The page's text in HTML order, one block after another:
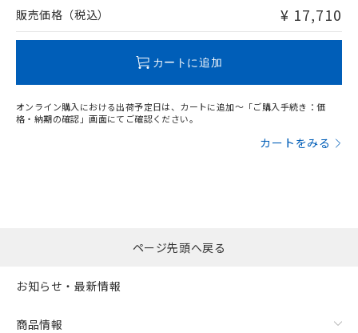
問い合わせください。
販売価格（税込） ¥ 17,710
カートに追加
オンライン購入における出荷予定日は、カートに追加～「ご購入手続き：価
格・納期の確認」画面にてご確認ください。
カートをみる
ページ先頭へ戻る
お知らせ・最新情報
商品情報